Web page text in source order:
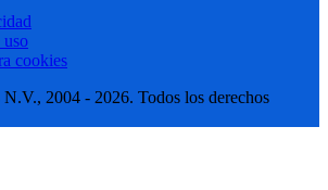
uso
cookies
2004 - 2026. Todos los derechos